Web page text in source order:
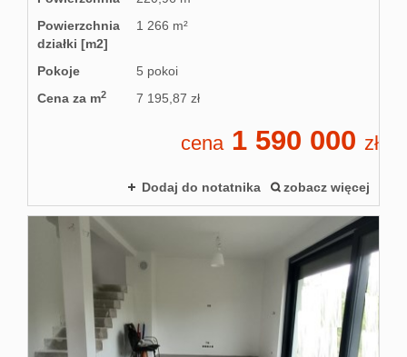
Powierzchnia
działki [m2]
1 266 m²
Pokoje
5 pokoi
Cena za m2 7 195,87 zł
cena1 590 000 zł
Dodaj do notatnika zobacz więcej